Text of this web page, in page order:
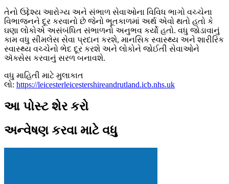
તેનો ઉદ્દેશ્ય આરોગ્ય અને સંભાળ સેવાઓના વિવિધ ભાગો વચ્ચેના
વિભાજનને દૂર કરવાનો છે જેનો ભૂતકાળમાં અર્થ એવો થતો હતો કે
ઘણા લોકોએ અસંબંધિત સંભાળનો અનુભવ કર્યો હતો. વધુ જોડાવાનું
કામ વધુ સીમલેસ સેવા પ્રદાન કરશે, માનસિક સ્વાસ્થ્ય અને શારીરિક
સ્વાસ્થ્ય વચ્ચેનો ભેદ દૂર કરશે અને લોકોને જોઈતી સેવાઓને
ઍક્સેસ કરવાનું સરળ બનાવશે.
વધુ માહિતી માટે મુલાકાત
લો: https://leicesterleicestershireandrutland.icb.nhs.uk
આ પોસ્ટ શેર કરો
અન્વેષણ કરવા માટે વધુ